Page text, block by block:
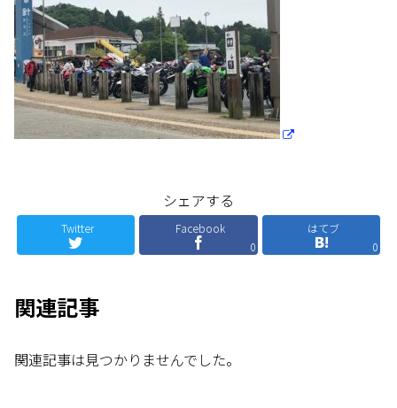
シェアする
Twitter
Facebook
0
はてブ
0
関連記事
関連記事は見つかりませんでした。